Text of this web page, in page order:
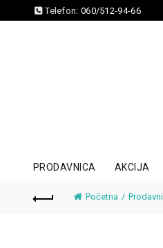
Telefon: 060/512-94-66
PRODAVNICA AKCIJA
Početna